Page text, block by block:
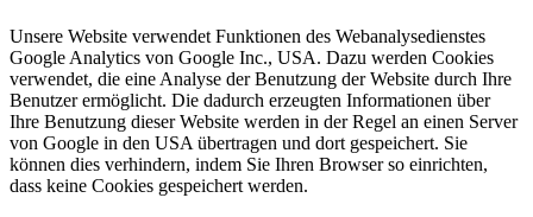
Unsere Website verwendet Funktionen des Webanalysedienstes
Google Analytics von Google Inc., USA. Dazu werden Cookies
verwendet, die eine Analyse der Benutzung der Website durch Ihre
Benutzer ermöglicht. Die dadurch erzeugten Informationen über
Ihre Benutzung dieser Website werden in der Regel an einen Server
von Google in den USA übertragen und dort gespeichert. Sie
können dies verhindern, indem Sie Ihren Browser so einrichten,
dass keine Cookies gespeichert werden.